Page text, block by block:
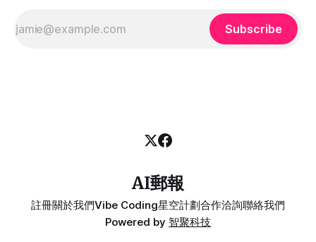
Subscribe
AI郵報
註冊關於我們Vibe Coding星空計劃合作洽詢聯絡我們
Powered by 智聚科技